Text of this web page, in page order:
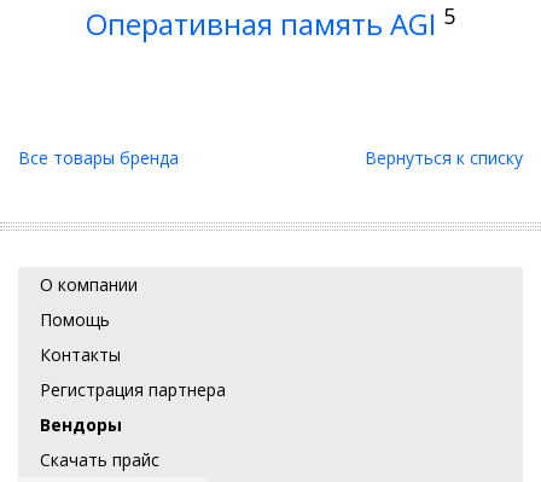
Оперативная память AGI 5
Все товары бренда Вернуться к списку
О компании
Помощь
Контакты
Регистрация партнера
Вендоры
Скачать прайс